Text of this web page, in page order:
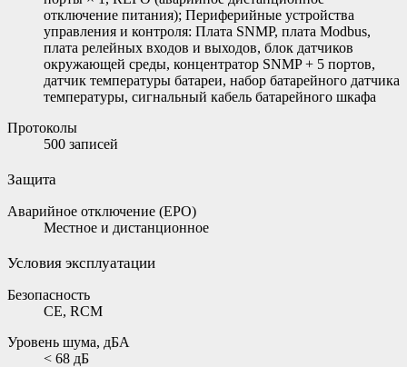
отключение питания); Периферийные устройства
управления и контроля: Плата SNMP, плата Modbus,
плата релейных входов и выходов, блок датчиков
окружающей среды, концентратор SNMP + 5 портов,
датчик температуры батареи, набор батарейного датчика
температуры, сигнальный кабель батарейного шкафа
Протоколы
500 записей
Защита
Аварийное отключение (EPO)
Местное и дистанционное
Условия эксплуатации
Безопасность
CE, RCM
Уровень шума, дБА
< 68 дБ